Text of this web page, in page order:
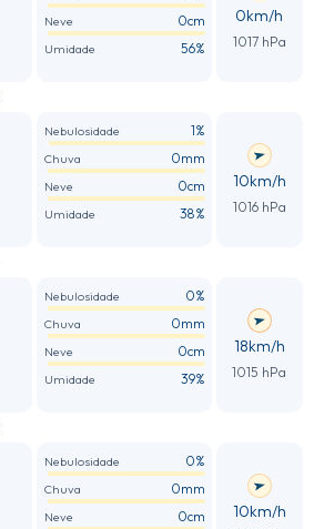
Neve 0cm
Umidade 56%
0km/h
1017 hPa
Nebulosidade 1%
Chuva 0mm
Neve 0cm
Umidade 38%
10km/h
1016 hPa
Nebulosidade 0%
Chuva 0mm
Neve 0cm
Umidade 39%
18km/h
1015 hPa
Nebulosidade 0%
Chuva 0mm
Neve 0cm 10km/h